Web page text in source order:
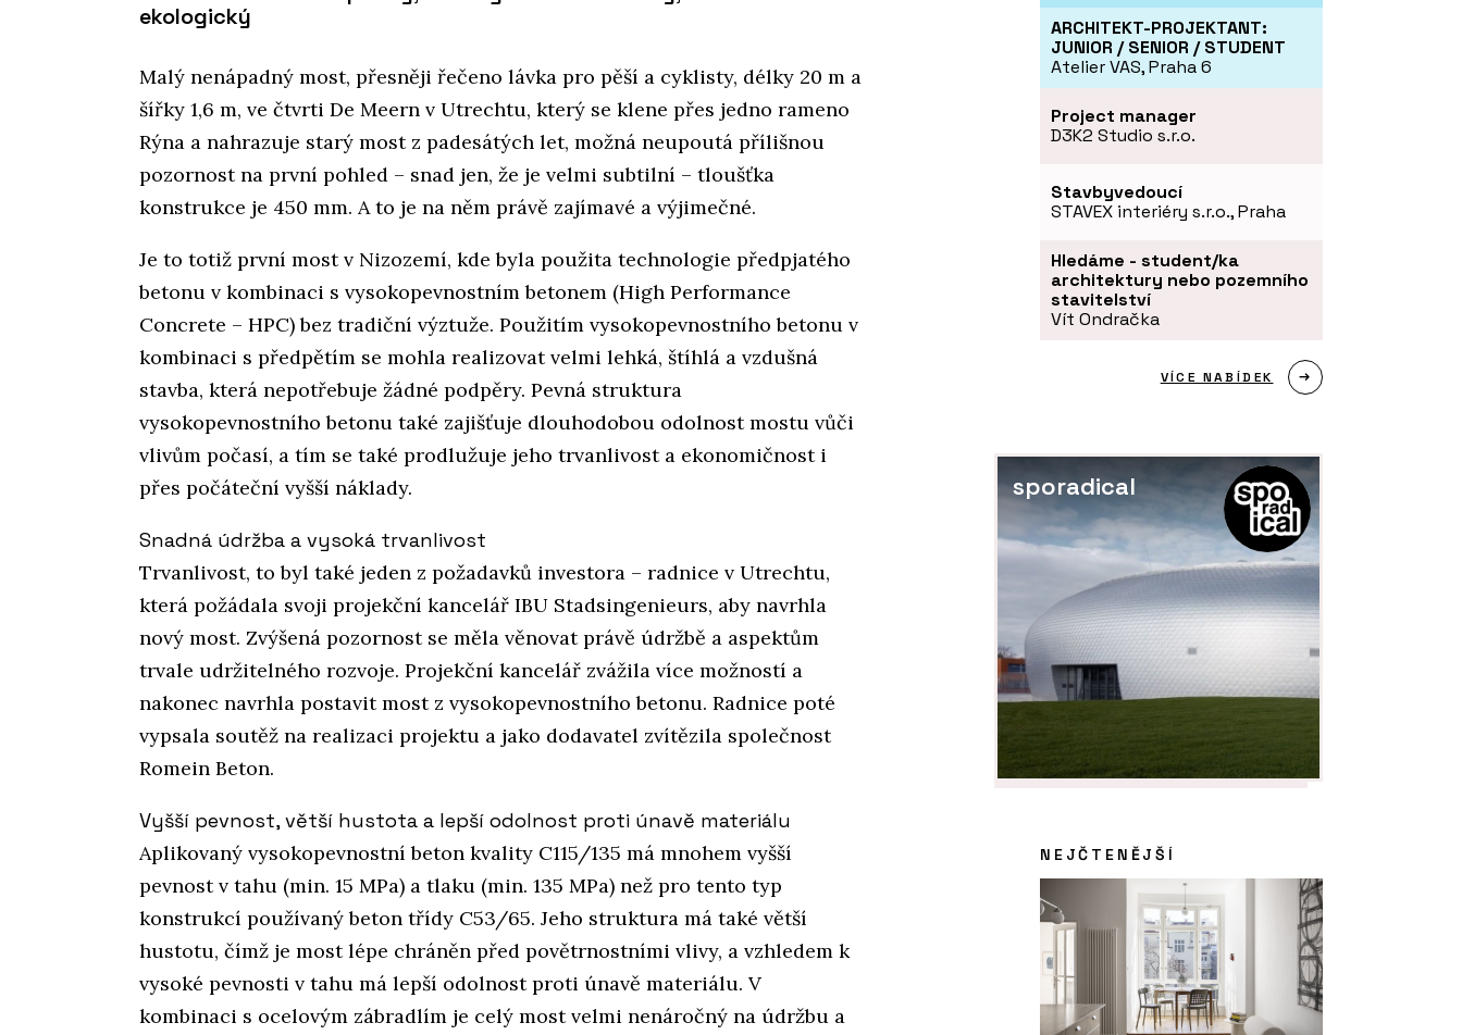
ekologický
Malý nenápadný most, přesněji řečeno lávka pro pěší a cyklisty, délky 20 m a
šířky 1,6 m, ve čtvrti De Meern v Utrechtu, který se klene přes jedno rameno
Rýna a nahrazuje starý most z padesátých let, možná neupoutá přílišnou
pozornost na první pohled – snad jen, že je velmi subtilní – tloušťka
konstrukce je 450 mm. A to je na něm právě zajímavé a výjimečné.
Je to totiž první most v Nizozemí, kde byla použita technologie předpjatého
betonu v kombinaci s vysokopevnostním betonem (High Performance
Concrete – HPC) bez tradiční výztuže. Použitím vysokopevnostního betonu v
kombinaci s předpětím se mohla realizovat velmi lehká, štíhlá a vzdušná
stavba, která nepotřebuje žádné podpěry. Pevná struktura
vysokopevnostního betonu také zajišťuje dlouhodobou odolnost mostu vůči
vlivům počasí, a tím se také prodlužuje jeho trvanlivost a ekonomičnost i
přes počáteční vyšší náklady.
Snadná údržba a vysoká trvanlivost
Trvanlivost, to byl také jeden z požadavků investora – radnice v Utrechtu,
která požádala svoji projekční kancelář IBU Stadsingenieurs, aby navrhla
nový most. Zvýšená pozornost se měla věnovat právě údržbě a aspektům
trvale udržitelného rozvoje. Projekční kancelář zvážila více možností a
nakonec navrhla postavit most z vysokopevnostního betonu. Radnice poté
vypsala soutěž na realizaci projektu a jako dodavatel zvítězila společnost
Romein Beton.
Vyšší pevnost, větší hustota a lepší odolnost proti únavě materiálu
Aplikovaný vysokopevnostní beton kvality C115/135 má mnohem vyšší
pevnost v tahu (min. 15 MPa) a tlaku (min. 135 MPa) než pro tento typ
konstrukcí používaný beton třídy C53/65. Jeho struktura má také větší
hustotu, čímž je most lépe chráněn před povětrnostními vlivy, a vzhledem k
vysoké pevnosti v tahu má lepší odolnost proti únavě materiálu. V
kombinaci s ocelovým zábradlím je celý most velmi nenáročný na údržbu a
ARCHITEKT-PROJEKTANT:
JUNIOR / SENIOR / STUDENT
Atelier VAS, Praha 6
Project manager
D3K2 Studio s.r.o.
Stavbyvedoucí
STAVEX interiéry s.r.o., Praha
Hledáme - student/ka
architektury nebo pozemního
stavitelství
Vít Ondračka
VÍCE NABÍDEK
sporadical
NEJČTENĚJŠÍ